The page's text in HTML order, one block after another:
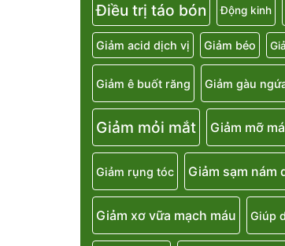
Điều trị táo bón Động kinh
Giảm acid dịch vị Giảm béo
Giảm ê buốt răng Giảm gàu
Giảm mỏi mắt Giảm mỡ
Giảm rụng tóc Giảm sạm nám
Giảm xơ vữa mạch máu Giúp